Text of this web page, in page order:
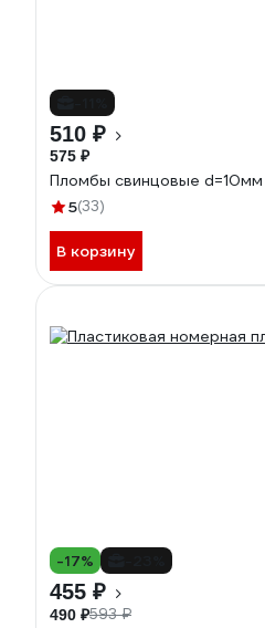
510 ₽
575 ₽
Пломбы свинцовые d=10мм
5(33)
В корзину
-17%
455 ₽
490 ₽593 ₽